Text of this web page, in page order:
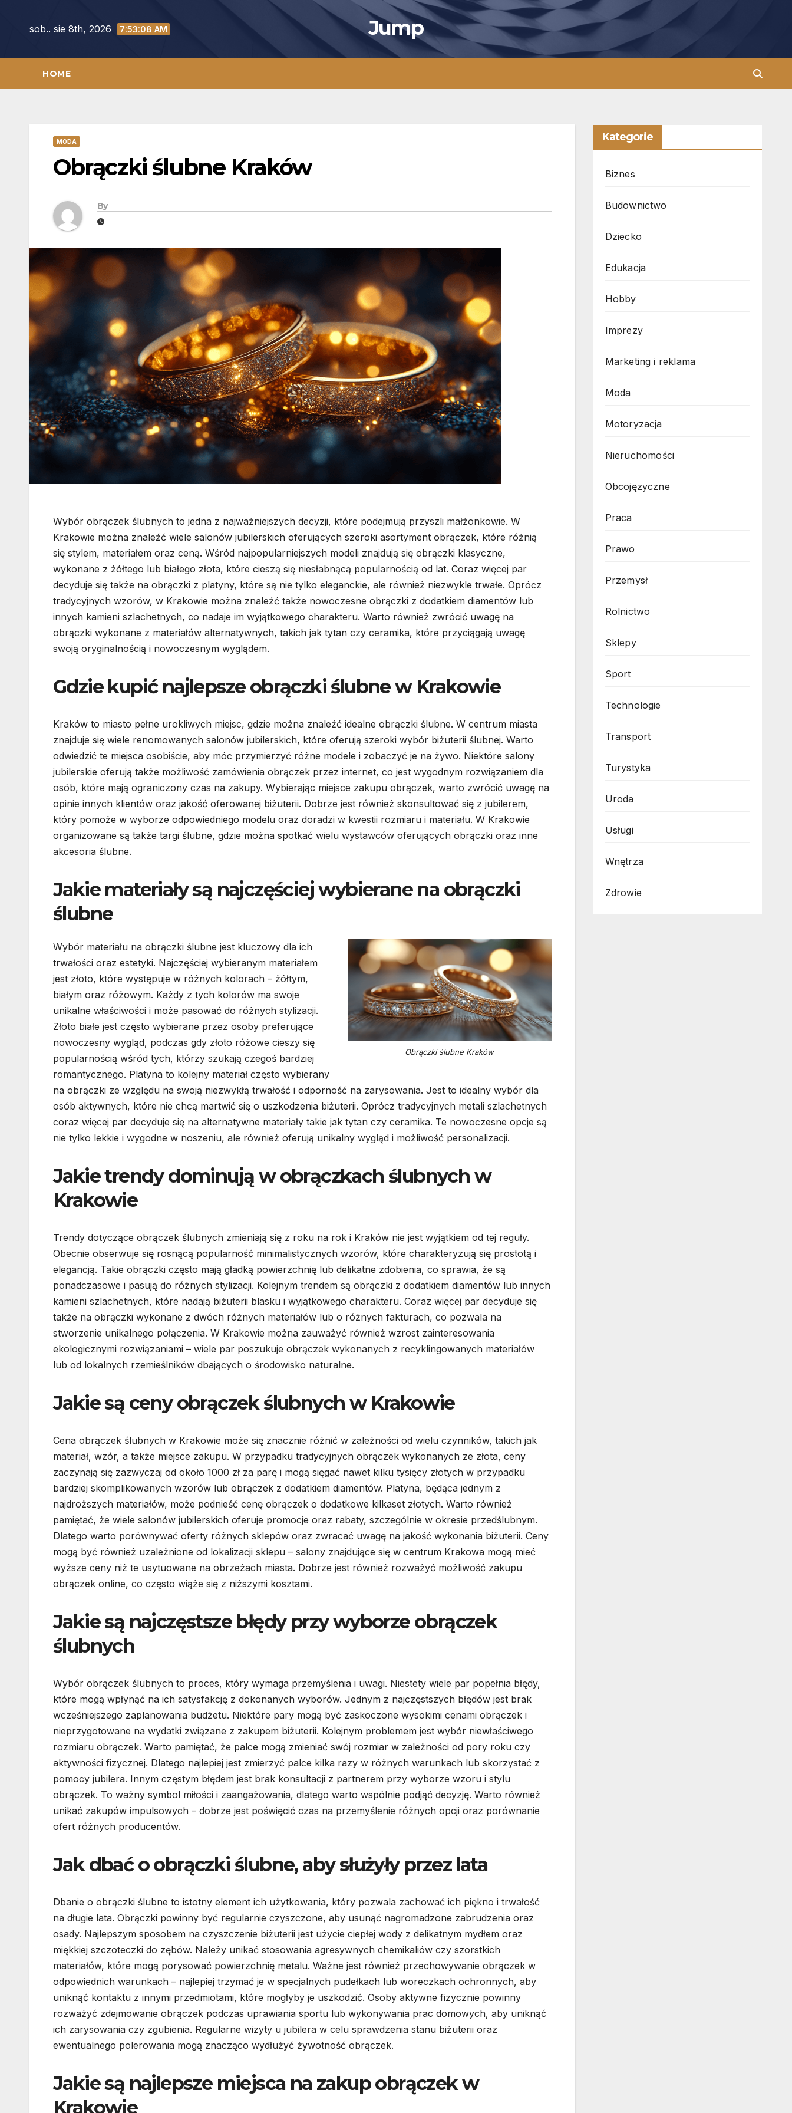
sob.. sie 8th, 2026 7:53:09 AM Jump
HOME
MODA
Obrączki ślubne Kraków
By
Wybór obrączek ślubnych to jedna z najważniejszych decyzji, które podejmują przyszli małżonkowie. W
Krakowie można znaleźć wiele salonów jubilerskich oferujących szeroki asortyment obrączek, które różnią
się stylem, materiałem oraz ceną. Wśród najpopularniejszych modeli znajdują się obrączki klasyczne,
wykonane z żółtego lub białego złota, które cieszą się niesłabnącą popularnością od lat. Coraz więcej par
decyduje się także na obrączki z platyny, które są nie tylko eleganckie, ale również niezwykle trwałe. Oprócz
tradycyjnych wzorów, w Krakowie można znaleźć także nowoczesne obrączki z dodatkiem diamentów lub
innych kamieni szlachetnych, co nadaje im wyjątkowego charakteru. Warto również zwrócić uwagę na
obrączki wykonane z materiałów alternatywnych, takich jak tytan czy ceramika, które przyciągają uwagę
swoją oryginalnością i nowoczesnym wyglądem.
Gdzie kupić najlepsze obrączki ślubne w Krakowie
Kraków to miasto pełne urokliwych miejsc, gdzie można znaleźć idealne obrączki ślubne. W centrum miasta
znajduje się wiele renomowanych salonów jubilerskich, które oferują szeroki wybór biżuterii ślubnej. Warto
odwiedzić te miejsca osobiście, aby móc przymierzyć różne modele i zobaczyć je na żywo. Niektóre salony
jubilerskie oferują także możliwość zamówienia obrączek przez internet, co jest wygodnym rozwiązaniem dla
osób, które mają ograniczony czas na zakupy. Wybierając miejsce zakupu obrączek, warto zwrócić uwagę na
opinie innych klientów oraz jakość oferowanej biżuterii. Dobrze jest również skonsultować się z jubilerem,
który pomoże w wyborze odpowiedniego modelu oraz doradzi w kwestii rozmiaru i materiału. W Krakowie
organizowane są także targi ślubne, gdzie można spotkać wielu wystawców oferujących obrączki oraz inne
akcesoria ślubne.
Jakie materiały są najczęściej wybierane na obrączki
ślubne
Obrączki ślubne Kraków
Wybór materiału na obrączki ślubne jest kluczowy dla ich
trwałości oraz estetyki. Najczęściej wybieranym materiałem
jest złoto, które występuje w różnych kolorach – żółtym,
białym oraz różowym. Każdy z tych kolorów ma swoje
unikalne właściwości i może pasować do różnych stylizacji.
Złoto białe jest często wybierane przez osoby preferujące
nowoczesny wygląd, podczas gdy złoto różowe cieszy się
popularnością wśród tych, którzy szukają czegoś bardziej
romantycznego. Platyna to kolejny materiał często wybierany
na obrączki ze względu na swoją niezwykłą trwałość i odporność na zarysowania. Jest to idealny wybór dla
osób aktywnych, które nie chcą martwić się o uszkodzenia biżuterii. Oprócz tradycyjnych metali szlachetnych
coraz więcej par decyduje się na alternatywne materiały takie jak tytan czy ceramika. Te nowoczesne opcje są
nie tylko lekkie i wygodne w noszeniu, ale również oferują unikalny wygląd i możliwość personalizacji.
Jakie trendy dominują w obrączkach ślubnych w
Krakowie
Trendy dotyczące obrączek ślubnych zmieniają się z roku na rok i Kraków nie jest wyjątkiem od tej reguły.
Obecnie obserwuje się rosnącą popularność minimalistycznych wzorów, które charakteryzują się prostotą i
elegancją. Takie obrączki często mają gładką powierzchnię lub delikatne zdobienia, co sprawia, że są
ponadczasowe i pasują do różnych stylizacji. Kolejnym trendem są obrączki z dodatkiem diamentów lub innych
kamieni szlachetnych, które nadają biżuterii blasku i wyjątkowego charakteru. Coraz więcej par decyduje się
także na obrączki wykonane z dwóch różnych materiałów lub o różnych fakturach, co pozwala na
stworzenie unikalnego połączenia. W Krakowie można zauważyć również wzrost zainteresowania
ekologicznymi rozwiązaniami – wiele par poszukuje obrączek wykonanych z recyklingowanych materiałów
lub od lokalnych rzemieślników dbających o środowisko naturalne.
Jakie są ceny obrączek ślubnych w Krakowie
Cena obrączek ślubnych w Krakowie może się znacznie różnić w zależności od wielu czynników, takich jak
materiał, wzór, a także miejsce zakupu. W przypadku tradycyjnych obrączek wykonanych ze złota, ceny
zaczynają się zazwyczaj od około 1000 zł za parę i mogą sięgać nawet kilku tysięcy złotych w przypadku
bardziej skomplikowanych wzorów lub obrączek z dodatkiem diamentów. Platyna, będąca jednym z
najdroższych materiałów, może podnieść cenę obrączek o dodatkowe kilkaset złotych. Warto również
pamiętać, że wiele salonów jubilerskich oferuje promocje oraz rabaty, szczególnie w okresie przedślubnym.
Dlatego warto porównywać oferty różnych sklepów oraz zwracać uwagę na jakość wykonania biżuterii. Ceny
mogą być również uzależnione od lokalizacji sklepu – salony znajdujące się w centrum Krakowa mogą mieć
wyższe ceny niż te usytuowane na obrzeżach miasta. Dobrze jest również rozważyć możliwość zakupu
obrączek online, co często wiąże się z niższymi kosztami.
Jakie są najczęstsze błędy przy wyborze obrączek
ślubnych
Wybór obrączek ślubnych to proces, który wymaga przemyślenia i uwagi. Niestety wiele par popełnia błędy,
które mogą wpłynąć na ich satysfakcję z dokonanych wyborów. Jednym z najczęstszych błędów jest brak
wcześniejszego zaplanowania budżetu. Niektóre pary mogą być zaskoczone wysokimi cenami obrączek i
nieprzygotowane na wydatki związane z zakupem biżuterii. Kolejnym problemem jest wybór niewłaściwego
rozmiaru obrączek. Warto pamiętać, że palce mogą zmieniać swój rozmiar w zależności od pory roku czy
aktywności fizycznej. Dlatego najlepiej jest zmierzyć palce kilka razy w różnych warunkach lub skorzystać z
pomocy jubilera. Innym częstym błędem jest brak konsultacji z partnerem przy wyborze wzoru i stylu
obrączek. To ważny symbol miłości i zaangażowania, dlatego warto wspólnie podjąć decyzję. Warto również
unikać zakupów impulsowych – dobrze jest poświęcić czas na przemyślenie różnych opcji oraz porównanie
ofert różnych producentów.
Jak dbać o obrączki ślubne, aby służyły przez lata
Dbanie o obrączki ślubne to istotny element ich użytkowania, który pozwala zachować ich piękno i trwałość
na długie lata. Obrączki powinny być regularnie czyszczone, aby usunąć nagromadzone zabrudzenia oraz
osady. Najlepszym sposobem na czyszczenie biżuterii jest użycie ciepłej wody z delikatnym mydłem oraz
miękkiej szczoteczki do zębów. Należy unikać stosowania agresywnych chemikaliów czy szorstkich
materiałów, które mogą porysować powierzchnię metalu. Ważne jest również przechowywanie obrączek w
odpowiednich warunkach – najlepiej trzymać je w specjalnych pudełkach lub woreczkach ochronnych, aby
uniknąć kontaktu z innymi przedmiotami, które mogłyby je uszkodzić. Osoby aktywne fizycznie powinny
rozważyć zdejmowanie obrączek podczas uprawiania sportu lub wykonywania prac domowych, aby uniknąć
ich zarysowania czy zgubienia. Regularne wizyty u jubilera w celu sprawdzenia stanu biżuterii oraz
ewentualnego polerowania mogą znacząco wydłużyć żywotność obrączek.
Jakie są najlepsze miejsca na zakup obrączek w
Krakowie
Kategorie
Biznes
Budownictwo
Dziecko
Edukacja
Hobby
Imprezy
Marketing i reklama
Moda
Motoryzacja
Nieruchomości
Obcojęzyczne
Praca
Prawo
Przemysł
Rolnictwo
Sklepy
Sport
Technologie
Transport
Turystyka
Uroda
Usługi
Wnętrza
Zdrowie